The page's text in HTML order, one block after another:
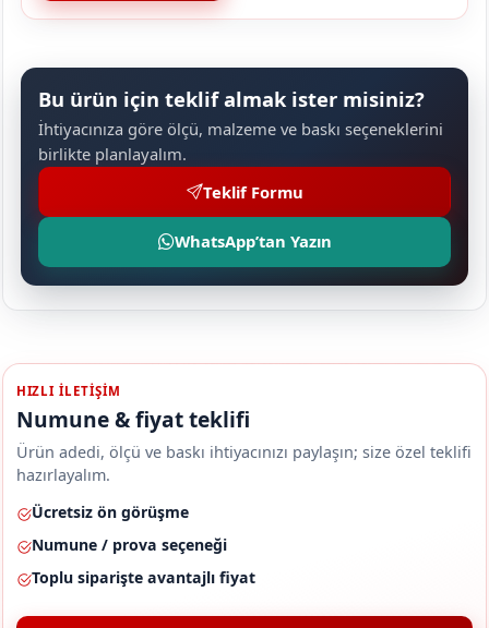
Bu ürün için teklif almak ister misiniz?
İhtiyacınıza göre ölçü, malzeme ve baskı seçeneklerini
birlikte planlayalım.
Teklif Formu
WhatsApp’tan Yazın
HIZLI ILETIŞIM
Numune & fiyat teklifi
Ürün adedi, ölçü ve baskı ihtiyacınızı paylaşın; size özel teklifi
hazırlayalım.
Ücretsiz ön görüşme
Numune / prova seçeneği
Toplu siparişte avantajlı fiyat